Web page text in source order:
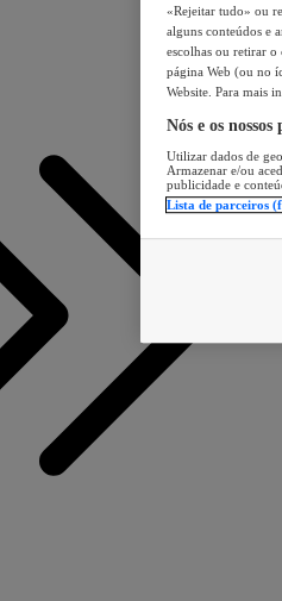
«Rejeitar tudo» ou
alguns conteúdos e
escolhas ou retirar
página Web (ou no
Website. Para mais
Nós e os
Utilizar dados de
Armazenar e/ou
publicidade e
Lista de parceiros